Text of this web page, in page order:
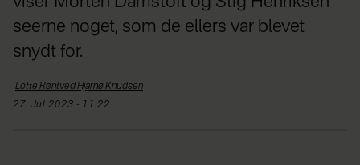
seerne noget, som de ellers var blevet
snydt for.
Lotte Røntved HjarnøKnudsen
27. Jul 2023 - 11:22